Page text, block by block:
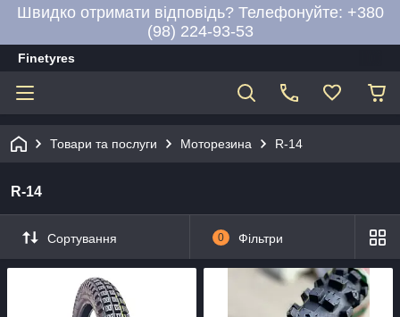
Швидко отримати відповідь? Телефонуйте: +380
(98) 224-93-53
Finetyres
Товари та послуги Моторезина R-14
R-14
Сортування 0 Фільтри